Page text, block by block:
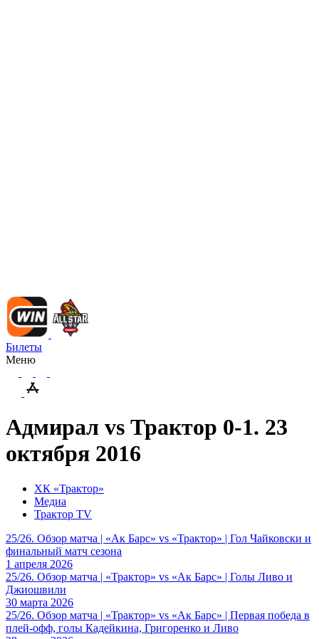
Билеты
Меню
Адмирал vs Трактор 0-1. 23
октября 2016
ХК «Трактор»
Медиа
Трактор TV
25/26. Обзор матча | «Ак Барс» vs «Трактор» | Гол Чайковски и
финальный матч сезона
1 апреля 2026
25/26. Обзор матча | «Трактор» vs «Ак Барс» | Голы Ливо и
Джиошвили
30 марта 2026
25/26. Обзор матча | «Трактор» vs «Ак Барс» | Первая победа в
плей-офф, голы Кадейкина, Григоренко и Ливо